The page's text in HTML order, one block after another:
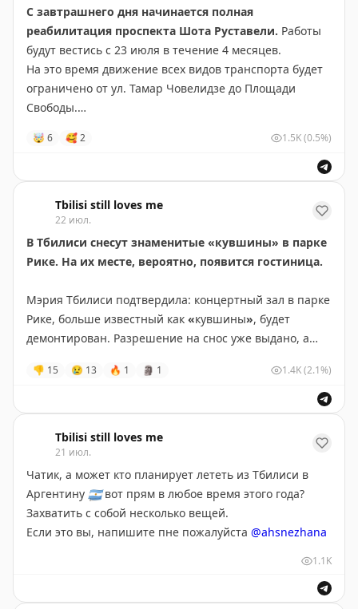
пополнения зарубежных карт.
Какие опции еще остались для перевода денег в
Грузию:Сбер, Альфа, Тбанк, Юнистрим, Unired,
Avosend, ByBit, открыть рублевый счет в BoG
С завтрашнего дня начинается полная
реабилитация проспекта Шота Руставели. Работы
будут вестись с 23 июля в течение 4 месяцев.
На это время движение всех видов транспорта будет
ограничено от ул. Тамар Човелидзе до Площади
Свободы.
Пока лето и каникулы, дороги относительно свободны.
Но после 15 сентября, когда многие вернутся в город,
это будет очень проблематично.
TBILISI STILL LOVES ME
🤯 6 🥰2 1.5K(0.5%)
Tbilisi still loves me
22 июл.
В Тбилиси снесут знаменитые «кувшины» в парке
Рике. На их месте, вероятно, появится гостиница.
Мэрия Тбилиси подтвердила: концертный зал в парке
Рике, больше известный как «кувшины», будет
демонтирован. Разрешение на снос уже выдано, а
Массимилиано и Дорианы Фуксас начали строить в
конце 2000-х как часть масштабного обновления
столицы. Концертный зал и выставочное
пространство должны были стать одним из символов
современного Тбилиси.
Строительство было практически завершено в 2012
открыли для посетителей. По данным властей, на его
👎 15 😢 13 🔥 1 🗿 1 1.4K(2.1%)
Tbilisi still loves me
21 июл.
Чатик, а может кто планирует лететь из Тбилиси в
Аргентину 🇦🇷вот прям в любое время этого года?
Захватить с собой несколько вещей.
Если это вы, напишите пне пожалуйста @ahsnezhana
1.1K